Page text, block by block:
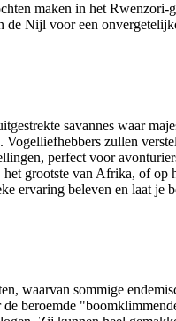
maken in het Rwenzori-
de Nijl voor een
savannes waar
zullen
perfect voor
grootste van Afrika, of op
ervaring beleven en laat je
waarvan sommige
beroemde